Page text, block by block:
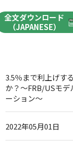
全文ダウンロード
（JAPANESE）
3.5％まで利上げす
か？～FRB/USモ
ーション～
2022年05月01日